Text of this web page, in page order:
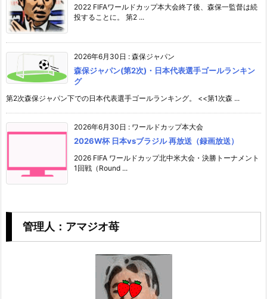
2022 FIFAワールドカップ本大会終了後、森保一監督は続
投することに。 第2 ...
2026年6月30日 : 森保ジャパン
森保ジャパン(第2次)・日本代表選手ゴールランキン
グ
第2次森保ジャパン下での日本代表選手ゴールランキング。 <<第1次森 ...
2026年6月30日 : ワールドカップ本大会
2026W杯 日本vsブラジル 再放送（録画放送）
2026 FIFA ワールドカップ北中米大会・決勝トーナメント
1回戦（Round ...
管理人：アマジオ苺